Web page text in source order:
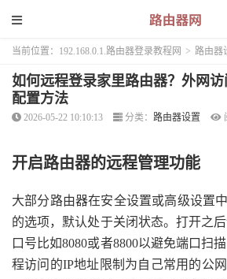
当前位置： 192.168.0.1.路由器登录教程网 > 路由器
如何远程登录家里路由器？外网
配置方法
2026-05-22 10:10:13 分类： 路由器设置
开启路由器的远程管理功能
大部分路由器在安全设置或高级设置
的选项，默认处于关闭状态。打开之
口号比如8080或者8800以避免端口扫
程访问的IP地址限制为自己常用的公